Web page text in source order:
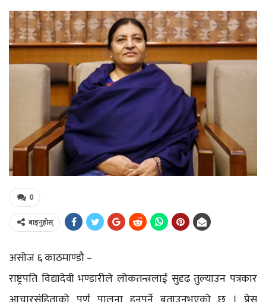
0
बाड्नुहोस्
असोज ६ काठमाण्डौ –
राष्ट्रपति विद्यादेवी भण्डारीले लोकतन्त्रलाई सुदृढ तुल्याउन पत्रकार